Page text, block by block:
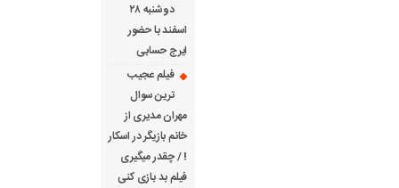
دوشنبه ۲۸
اسفند با حضور
ایرج حسابی
فیلم عجیب
ترین سوال
مهران مدیری از
خانم بازیگر در اسکار
! / چقدر میگیری
فیلم بد بازی کنی